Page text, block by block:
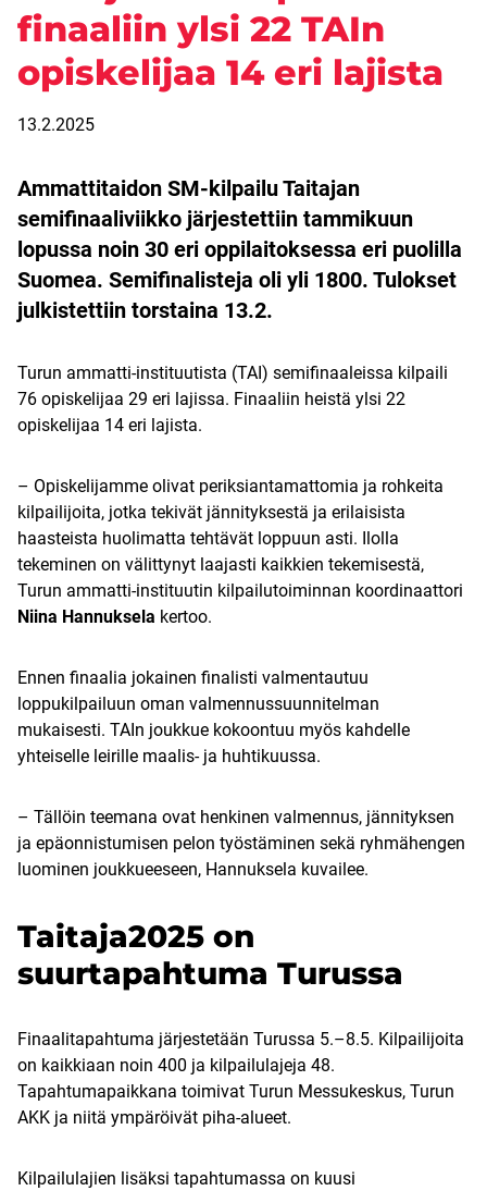
finaaliin ylsi 22 TAIn
opiskelijaa 14 eri lajista
13.2.2025
Ammattitaidon SM-kilpailu Taitajan
semifinaaliviikko järjestettiin tammikuun
lopussa noin 30 eri oppilaitoksessa eri puolilla
Suomea. Semifinalisteja oli yli 1800. Tulokset
julkistettiin torstaina 13.2.
Turun ammatti-instituutista (TAI) semifinaaleissa kilpaili
76 opiskelijaa 29 eri lajissa. Finaaliin heistä ylsi 22
opiskelijaa 14 eri lajista.
– Opiskelijamme olivat periksiantamattomia ja rohkeita
kilpailijoita, jotka tekivät jännityksestä ja erilaisista
haasteista huolimatta tehtävät loppuun asti. Ilolla
tekeminen on välittynyt laajasti kaikkien tekemisestä,
Turun ammatti-instituutin kilpailutoiminnan koordinaattori
Niina Hannuksela kertoo.
Ennen finaalia jokainen finalisti valmentautuu
loppukilpailuun oman valmennussuunnitelman
mukaisesti. TAIn joukkue kokoontuu myös kahdelle
yhteiselle leirille maalis- ja huhtikuussa.
– Tällöin teemana ovat henkinen valmennus, jännityksen
ja epäonnistumisen pelon työstäminen sekä ryhmähengen
luominen joukkueeseen, Hannuksela kuvailee.
Taitaja2025 on
suurtapahtuma Turussa
Finaalitapahtuma järjestetään Turussa 5.–8.5. Kilpailijoita
on kaikkiaan noin 400 ja kilpailulajeja 48.
Tapahtumapaikkana toimivat Turun Messukeskus, Turun
AKK ja niitä ympäröivät piha-alueet.
Kilpailulajien lisäksi tapahtumassa on kuusi